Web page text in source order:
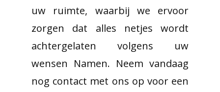
uw ruimte, waarbij we ervoor
zorgen dat alles netjes wordt
achtergelaten volgens uw
wensen Namen. Neem vandaag
nog contact met ons op voor een